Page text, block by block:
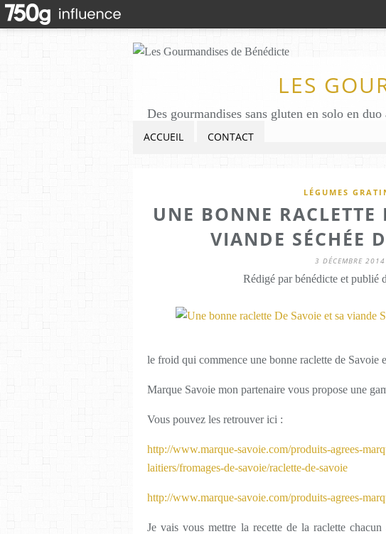
LES
ACCUEIL CONTACT
LÉGUMES
UNE BONNE RACLETTE
VIANDE SÉCHÉE
3 DÉCEMBRE 2014
Rédigé par bénédicte et publié
le froid qui commence une bonne raclette de Savoie
Marque Savoie mon partenaire vous propose une
Vous pouvez les retrouver ici :
http://www.marque-savoie.com/produits-agrees-
laitiers/fromages-de-savoie/raclette-de-savoie
http://www.marque-savoie.com/produits-agrees-
Je vais vous mettre la recette de la raclette